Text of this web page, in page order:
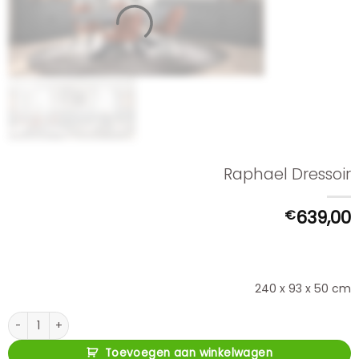
Raphael Dressoir
€639,00
240 x 93 x 50 cm
Raphael Dressoir aantal
Toevoegen aan winkelwagen